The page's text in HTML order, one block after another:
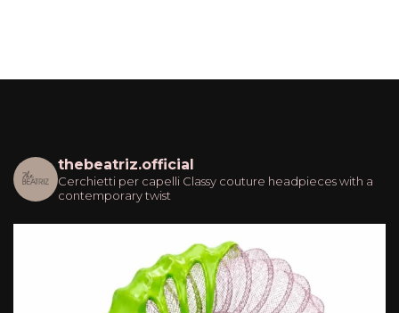
thebeatriz.official
Cerchietti per capelli Classy couture headpieces with a
contemporary twist